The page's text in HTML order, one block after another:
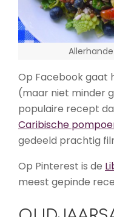
Op Facebook gaat
(maar niet minder
populaire recept
Caribische
gedeeld prachtig
Op Pinterest is de
meest gepinde